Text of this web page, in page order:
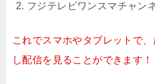
フジテレビワンスマチャン
これでスマホやタブレットで
し配信を見ることができます！